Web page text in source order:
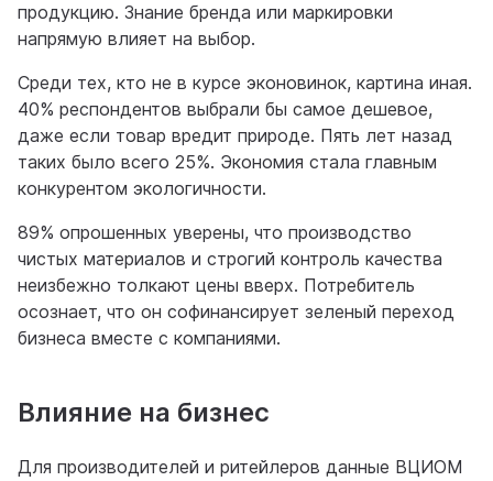
продукцию. Знание бренда или маркировки
напрямую влияет на выбор.
Среди тех, кто не в курсе эконовинок, картина иная.
40% респондентов выбрали бы самое дешевое,
даже если товар вредит природе. Пять лет назад
таких было всего 25%. Экономия стала главным
конкурентом экологичности.
89% опрошенных уверены, что производство
чистых материалов и строгий контроль качества
неизбежно толкают цены вверх. Потребитель
осознает, что он софинансирует зеленый переход
бизнеса вместе с компаниями.
Влияние на бизнес
Для производителей и ритейлеров данные ВЦИОМ